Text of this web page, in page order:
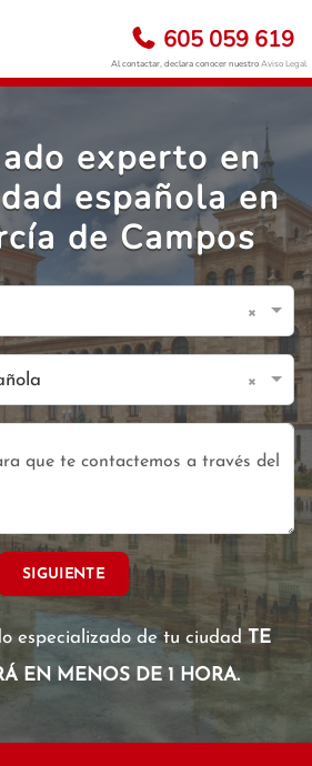
605 059 619
Al contactar, declara conocer nuestroAviso Legal
experto en
española en
de Campos
×
×
SIGUIENTE
especializado de tu ciudadTE
EN MENOS DE 1 HORA.